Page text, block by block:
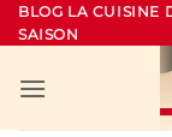
Passer
au
BLOG LA CUISINE
SAISON